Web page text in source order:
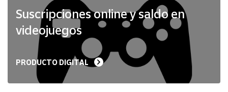
Ubicación
Península
Baleares
Suscripciones online y saldo en
videojuegos
PRODUCTO DIGITAL